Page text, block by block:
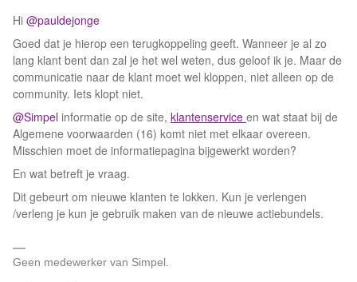
Hi @pauldejonge
Goed dat je hierop een terugkoppeling geeft. Wanneer je al zo
lang klant bent dan zal je het wel weten, dus geloof ik je. Maar de
communicatie naar de klant moet wel kloppen, niet alleen op de
community. Iets klopt niet.
@Simpel informatie op de site, klantenservice en wat staat bij de
Algemene voorwaarden (16) komt niet met elkaar overeen.
Misschien moet de informatiepagina bijgewerkt worden?
En wat betreft je vraag.
Dit gebeurt om nieuwe klanten te lokken. Kun je verlengen
/verleng je kun je gebruik maken van de nieuwe actiebundels.
Geen medewerker van Simpel.